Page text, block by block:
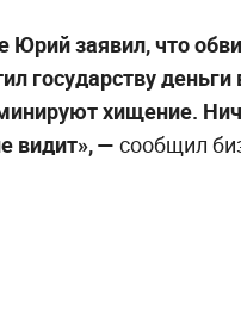
Юрий заявил, что
государству
хищение.
видит», — сообщил